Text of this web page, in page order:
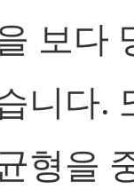
보다
니다.
형을